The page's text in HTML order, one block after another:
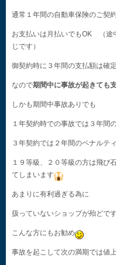
通常１年間の自動車保険のご契
お支払いは月払いでもOK （途
じです）
御契約時に３年間の支払額は確
なので期間中に事故が起きても
しかも期間中事故ありでも
１年契約時での事故では３年間
３年契約では２年間のペナルテ
１９等級、２０等級の方は飛び
てしまいます
あまりに有利過ぎる為に
扱っていないショップが殆どで
こんな方にもお勧め
事故を起こして次の満期では値